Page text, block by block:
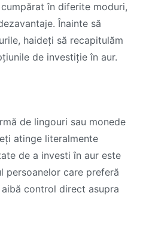
în diferite moduri,
Înainte să
haideți să recapitulăm
de investiție în aur.
de lingouri sau monede
atinge literalmente
de a investi în aur este
persoanelor care preferă
control direct asupra